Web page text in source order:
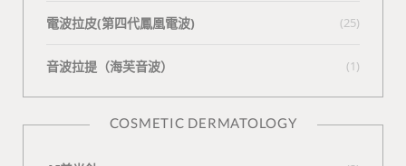
電波拉皮(第四代鳳凰電波) (25)
⾳波拉提（海芙⾳波） (1)
COSMETIC DERMATOLOGY